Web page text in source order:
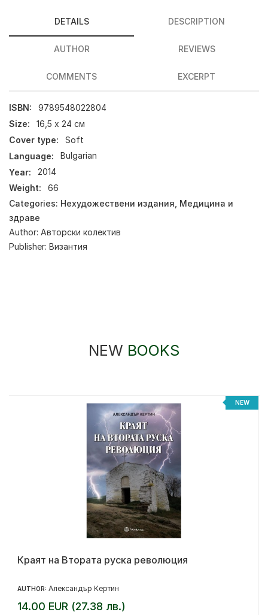
DETAILS DESCRIPTION
AUTHOR REVIEWS
COMMENTS EXCERPT
ISBN:
9789548022804
Size:
16,5 х 24 см
Cover type:
Soft
Language:
Bulgarian
Year:
2014
Weight:
66
Categories: Нехудожествени издания Медицина и
здраве
Author: Авторски колектив
Publisher: Византия
NEW BOOKS
NEW
Краят на Втората руска революция
AUTHOR: Александър Кертин
14.00 EUR (27.38 лв.)